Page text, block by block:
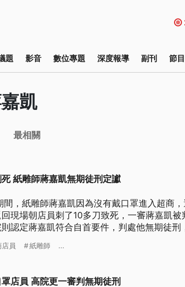
題 影音 數位專題 深度報導 副刊 節目
凱
最相關
紙雕師蔣嘉凱無期徒刑定讞
，紙雕師蔣嘉凱因為沒有戴口罩進入超商
現場朝店員刺了10多刀致死，一審蔣嘉凱被
認定蔣嘉凱符合自首要件，判處他無期徒刑
店員 紙雕師 ...
店員 高院更一審判無期徒刑